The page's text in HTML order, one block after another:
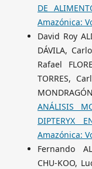
DE
Amazónica:
David Roy
DÁVILA,
Rafael
TORRES,
ANÁLISIS
DIPTERYX
Amazónica:
Fernando
CHU-KOO,